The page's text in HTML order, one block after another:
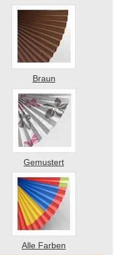
Braun
Gemustert
Alle Farben